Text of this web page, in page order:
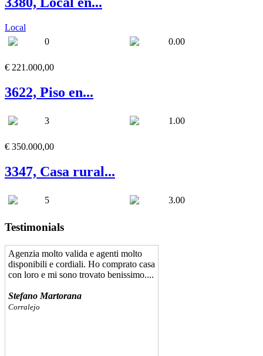
Local
0
0.00
€ 221.000,00
3622, Piso en...
3 1.00
€ 350.000,00
3347, Casa rural...
5 3.00
Testimonials
Agenzia molto valida e agenti molto
disponibili e cordiali. Ho comprato casa
con loro e mi sono trovato benissimo....
Stefano Martorana
Corralejo